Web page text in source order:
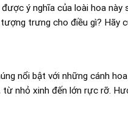
ý nghĩa của loài hoa này
trưng cho điều gì? Hãy
nổi bật với những cánh
nhỏ xinh đến lớn rực rỡ.